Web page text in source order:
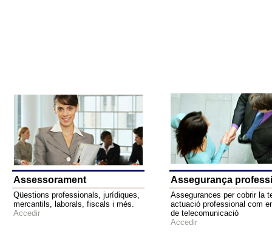
Assessorament Assegurança
Qüestions professionals, jurídiques,
mercantils, laborals, fiscals i més.
Accedir
Assegurances per cobrir la
actuació professional com
de telecomunicació
Accedir